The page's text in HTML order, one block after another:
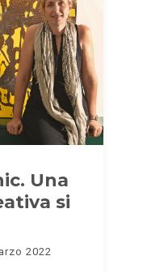
Una
si
2022